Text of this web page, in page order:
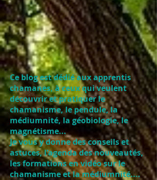
Ce blog est dédié aux apprentis
chamanes, à ceux qui veulent
découvrir et pratiquer le
chamanisme, le pendule, la
médiumnité, la géobiologie, le
magnétisme...
Je vous y donne des conseils et
astuces, l'agenda des nouveautés,
les formations en vidéo sur le
chamanisme et la médiumnité....